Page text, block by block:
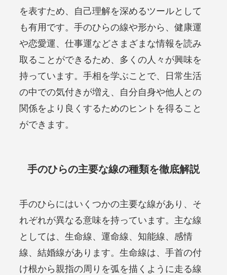
を表すため、自己理解を深めるツールとして
も有用です。手のひらの線や形から、健康運
や恋愛運、仕事運などさまざまな情報を読み
取ることができるため、多くの人々が興味を
持っています。手相を学ぶことで、日常生活
の中での気付きが増え、自分自身や他人との
関係をより良くするためのヒントを得ること
ができます。
手のひらの主要な線の種類を徹底解説
手のひらにはいくつかの主要な線があり、そ
れぞれが異なる意味を持っています。主な線
としては、生命線、運命線、知能線、感情
線、結婚線があります。生命線は、手首の付
け根から親指の周りを弧を描くように走る線